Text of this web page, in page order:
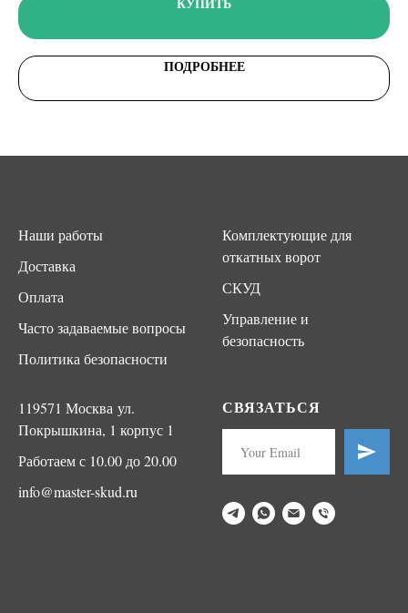
ПОДРОБНЕЕ
Наши работы
Доставка
Оплата
Часто задаваемые вопросы
Политика безопасности
Комплектующие для
откатных ворот
СКУД
Управление и
безопасность
119571 Москва ул.
Покрышкина, 1 корпус 1
Работаем с 10.00 до 20.00
info@master-skud.ru
СВЯЗАТЬСЯ